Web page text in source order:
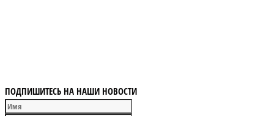
ПОДПИШИТЕСЬ НА НАШИ НОВОСТИ